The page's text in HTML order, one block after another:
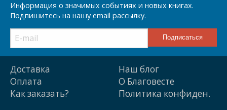
Информация о значимых событиях и новых книгах.
Подпишитесь на нашу email рассылку.
Доставка
Оплата
Как заказать?
Наш блог
О Благовесте
Политика конфиден.